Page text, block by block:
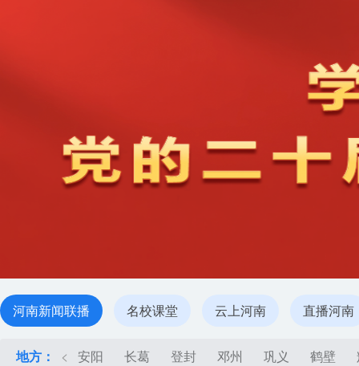
河南新闻联播 名校课堂 云上河南 直播河南
地方： < 安阳 长葛 登封 邓州 巩义 鹤壁